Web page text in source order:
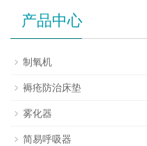
产品中心
制氧机
褥疮防治床垫
雾化器
简易呼吸器